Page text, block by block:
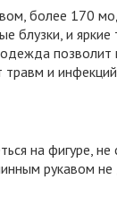
более 170
блузки, и
позволит
и
на фигуре, не
рукавом